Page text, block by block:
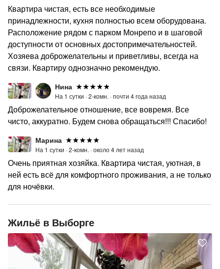
Квартира чистая, есть все необходимые
принадлежности, кухня полностью всем оборудована.
Расположение рядом с парком Монрепо и в шаговой
доступности от основных достопримечательностей.
Хозяева доброжелательны и приветливы, всегда на
связи. Квартиру однозначно рекомендую.
Нина
На 1 сутки ·2-комн. ·почти 4 года назад
Доброжелательное отношение, все вовремя. Все
чисто, аккуратно. Будем снова обращаться!!! Спасибо!
Марина
На 1 сутки ·2-комн. ·около 4 лет назад
Очень приятная хозяйка. Квартира чистая, уютная, в
ней есть всё для комфортного проживания, а не только
для ночёвки.
Жильё в Выборге